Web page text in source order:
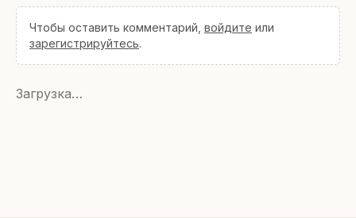
Чтобы оставить комментарий, войдите или
зарегистрируйтесь.
Загрузка…